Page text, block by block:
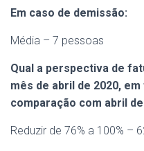
Em caso de demissão:
Média – 7 pessoas
Qual a perspectiva de
mês de abril de 2020,
comparação com abril de
Reduzir de 76% a 100% –